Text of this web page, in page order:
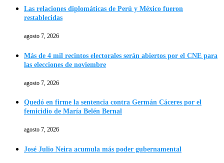
Las relaciones diplomáticas de Perú y México fueron
restablecidas
agosto 7, 2026
Más de 4 mil recintos electorales serán abiertos por el CNE para
las elecciones de noviembre
agosto 7, 2026
Quedó en firme la sentencia contra Germán Cáceres por el
femicidio de María Belén Bernal
agosto 7, 2026
José Julio Neira acumula más poder gubernamental